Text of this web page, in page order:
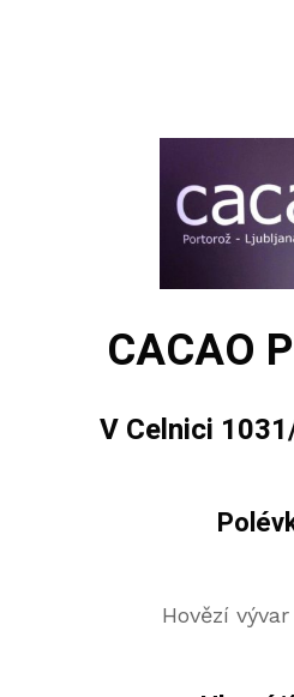
CACAO
V Celnici
Hovězí